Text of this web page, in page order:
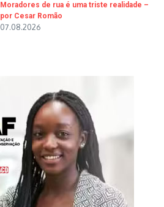
Moradores de rua é uma triste realidade –
por Cesar Romão
07.08.2026